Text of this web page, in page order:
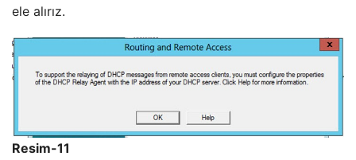
ele alırız.
Resim-11